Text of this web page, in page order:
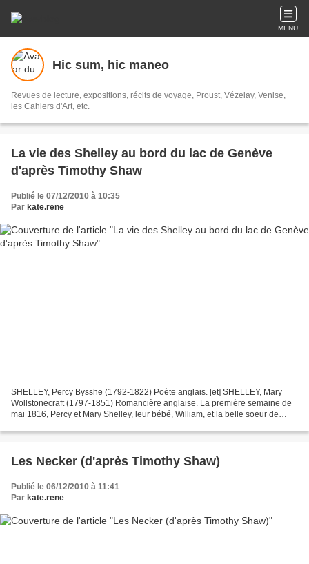
MENU
Hic sum, hic maneo
Revues de lecture, expositions, récits de voyage, Proust, Vézelay, Venise,
les Cahiers d'Art, etc.
La vie des Shelley au bord du lac de Genève
d'après Timothy Shaw
Publié le 07/12/2010 à 10:35
Par kate.rene
SHELLEY, Percy Bysshe (1792-1822) Poète anglais. [et] SHELLEY, Mary
Wollstonecraft (1797-1851) Romancière anglaise. La première semaine de
mai 1816, Percy et Mary Shelley, leur bébé, William, et la belle soeur de
Les Necker (d'après Timothy Shaw)
Publié le 06/12/2010 à 11:41
Par kate.rene